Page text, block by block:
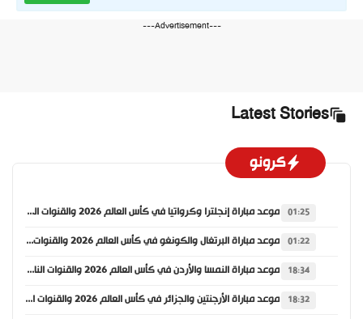
---Advertisement---
Latest Stories
كرونو
01:25 موعد مباراة إنجلترا وكرواتيا في كأس العالم 2026 والقنوات الناقلة
01:22 موعد مباراة البرتغال والكونغو في كأس العالم 2026 والقنوات الناقلة
18:34 موعد مباراة النمسا والأردن في كأس العالم 2026 والقنوات الناقلة
18:32 موعد مباراة الأرجنتين والجزائر في كأس العالم 2026 والقنوات الناقلة